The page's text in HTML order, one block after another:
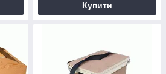
Купити